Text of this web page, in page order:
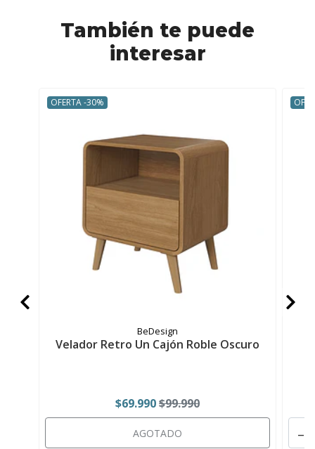
También te puede
interesar
OFERTA -30%
BeDesign
Velador Retro Un Cajón Roble Oscuro
$69.990$99.990
AGOTADO -